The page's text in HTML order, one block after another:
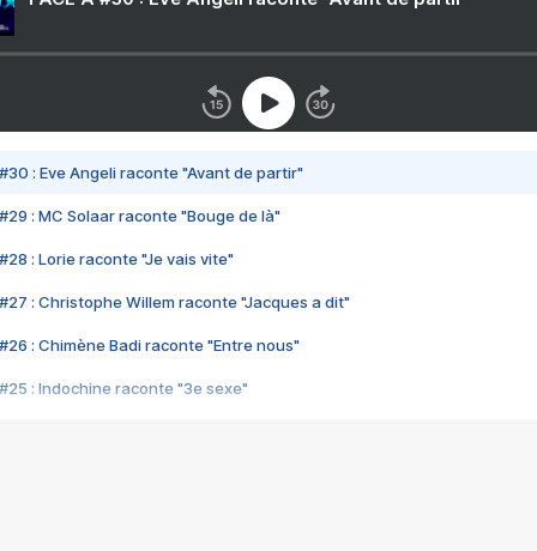
#30 : Eve Angeli raconte "Avant de partir"
#29 : MC Solaar raconte "Bouge de là"
#28 : Lorie raconte "Je vais vite"
#27 : Christophe Willem raconte "Jacques a dit"
#26 : Chimène Badi raconte "Entre nous"
#25 : Indochine raconte "3e sexe"